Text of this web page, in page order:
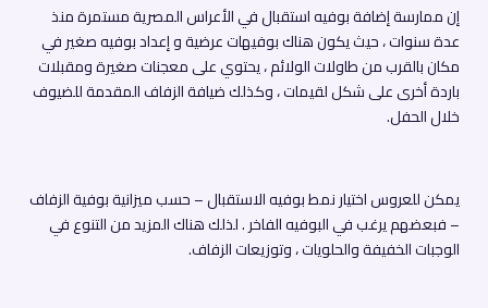
إن ممارسة إضافة بوفيه استقبال في الأعراس المصرية مستمرة منذ
عدة سنوات ، حيث يكون هناك بوفيهات عرضية و إعداد بوفيه صغير في
مكان بالقرب من طاولات الولائم ، يحتوي على معجنات صغيرة ومقبلات
باردة أخرى على شكل لقيمات ، وكذلك ضيافة الزفاف المقدمة للضيوف
خلال الحفل.
يمكن للعروس اختيار نمط بوفيه الاستقبال – حسب ميزانية بوفية الزفاف
– فبعضهم يرغب في البوفيه الفاخر . لذلك هناك المزيد من التنوع في
الوجبات الخفيفة والحلويات ، وتوزيعات الزفاف.